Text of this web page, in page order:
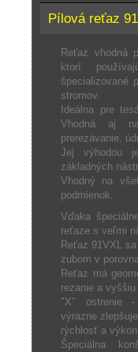
Pílová reťaz
Reťaz vhodná
ktorí
špecializované
stromov.
Ideálna pre
Vhodná aj
prerezávanie,
Jej výhodou
základných
Vhodný na
podmienok.
Vďaka
reťaze s veľmi
Reťaz 91VXL
zubom v
Reťaz má
rezanie a
"X" ostrenie -
výrazne
rýchlosť a výkon.
Špeciálna